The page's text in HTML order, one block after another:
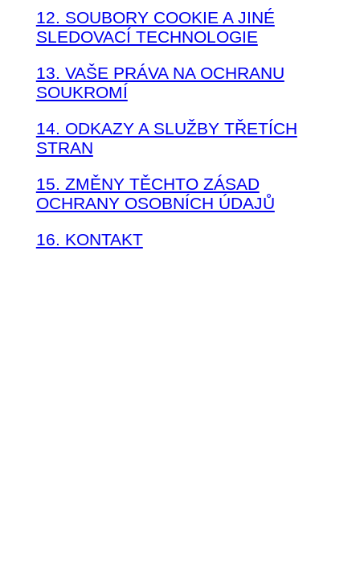
12. SOUBORY COOKIE A JINÉ
SLEDOVACÍ TECHNOLOGIE
13. VAŠE PRÁVA NA OCHRANU
SOUKROMÍ
14. ODKAZY A SLUŽBY TŘETÍCH
STRAN
15. ZMĚNY TĚCHTO ZÁSAD
OCHRANY OSOBNÍCH ÚDAJŮ
16. KONTAKT